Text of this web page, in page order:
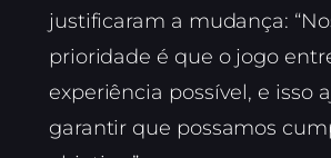
justificaram a mudança:
prioridade é que o jogo
experiência possível, e isso
garantir que possamos